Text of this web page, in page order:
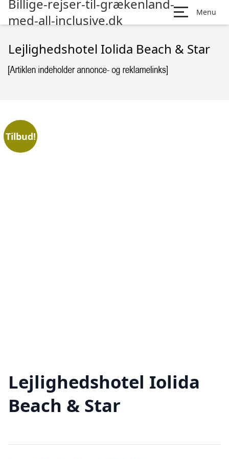
Billige-rejser-til-grækenland-
med-all-inclusive.dk
Menu
Lejlighedshotel Iolida Beach & Star
Tilbud!
Lejlighedshotel Iolida
Beach & Star